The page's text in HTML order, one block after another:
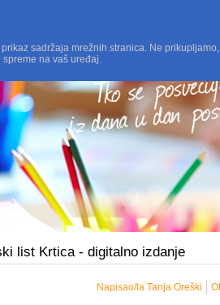
list Krtica - digitalno izdanje
Napisao/la Tanja Oreški
sadržaja mrežnih stranica. Ne
na vaš uređaj.